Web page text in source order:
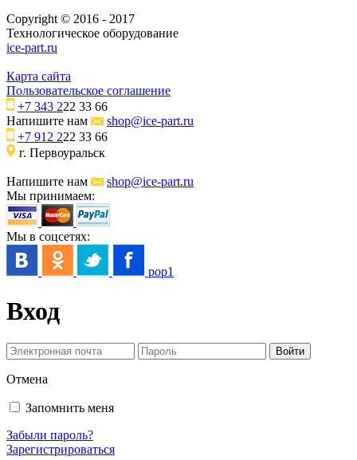
Copyright © 2016 - 2017
Технологическое оборудование
ice-part.ru
Карта сайта
Пользовательское соглашение
+7 343 222 33 66
Напишите нам
shop@ice-part.ru
+7 912 222 33 66
г. Первоуральск
Напишите нам
shop@ice-part.ru
Мы принимаем:
Мы в соцсетях:
pop1
Вход
Отмена
Запомнить меня
Забыли пароль?
Зарегистрироваться